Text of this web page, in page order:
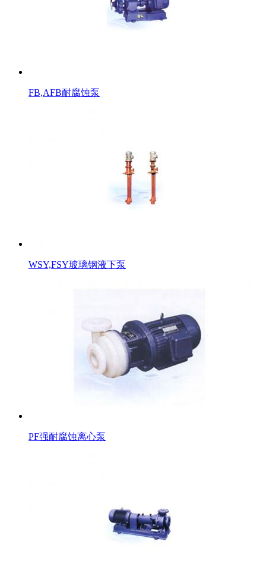
FB,AFB耐腐蚀泵
WSY,FSY玻璃钢液下泵
PF强耐腐蚀离心泵